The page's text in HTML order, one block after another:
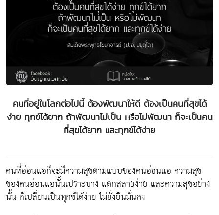
คนที่อยู่ในโลกต่อไปนี้ ต้องพัฒนาให้ดี ต้องเป็นคนที่สุขได้
ง่าย ทุกข์ได้ยาก ถ้าพัฒนาไม่เป็น หรือไม่พัฒนา ก็จะเป็นคน
ที่สุขได้ยาก และทุกข์ได้ง่าย
คนที่อ่อนแอก็จะมีความสุขตามแบบของคนอ่อนแอ ความสุข
ของคนอ่อนแอนั้นเปราะบาง แตกสลายง่าย และความสุขอย่าง
นั้น ก็เปลี่ยนเป็นทุกข์ได้ง่าย ไม่ยั่งยืนมั่นคง